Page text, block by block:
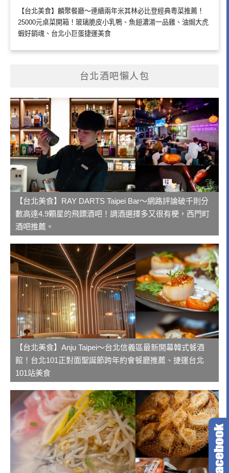
【台北美食】麟聚餐廳～連續兩年米其林必比登經典粵菜推薦！
25000元桌菜開箱！玻璃脆皮小乳鴨、魚翅濃湯一品雞、油焗大虎
蝦好銷魂、台北小巨蛋捷運美食
台北酒吧懶人包
【台北美食】RAY DARTS Taipei Bar～網路評論破千則分
數高達4.9顆星的飛鏢酒吧！調酒選擇多又很有梗，西門町
酒吧推薦。
【台北美食】Anju Taipei～台北信義區最新開幕韓式餐酒
館！台北101正對面聖誕節跨年約會餐廳推薦、捷運台北
101站美食